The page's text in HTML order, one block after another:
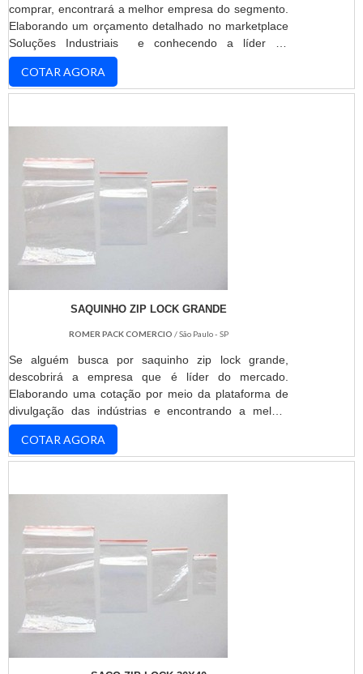
comprar, encontrará a melhor empresa do segmento.
Elaborando um orçamento detalhado no marketplace
Soluções Industriais e conhecendo a líder do
mercado.MAIS DETALHES SOBRE SAQUINHO ZIP
LOCK ONDE COMPRARQuem está a procura de
saquinho zip lock onde comprar responsável, acha o
em aditivo époxi e perfil profissiográfico
COTAR AGORA
SAQUINHO ZIP LOCK GRANDE
ROMER PACK COMERCIO/ São Paulo - SP
Se alguém busca por saquinho zip lock grande,
descobrirá a empresa que é líder do mercado.
Elaborando uma cotação por meio da plataforma de
divulgação das indústrias e encontrando a melhor
referência do mercado.MAIS INFORMAÇÕES
INTERESSANTES SOBRE SAQUINHO ZIP LOCK
GRANDESe alguém busca por saquinho zip lock
empresa tem em seu escopo aditivos para tintas e
COTAR AGORA